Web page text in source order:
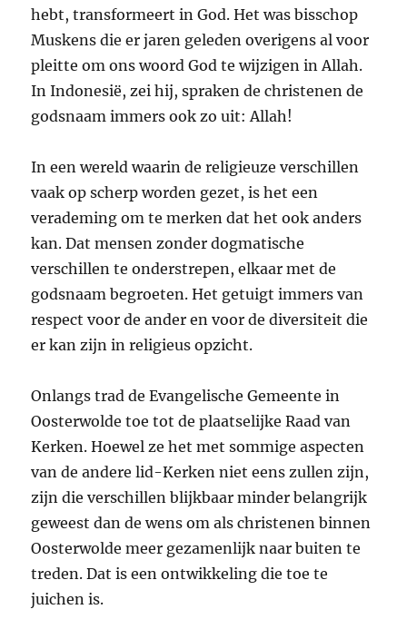
hebt, transformeert in God. Het was bisschop
Muskens die er jaren geleden overigens al voor
pleitte om ons woord God te wijzigen in Allah.
In Indonesië, zei hij, spraken de christenen de
godsnaam immers ook zo uit: Allah!
In een wereld waarin de religieuze verschillen
vaak op scherp worden gezet, is het een
verademing om te merken dat het ook anders
kan. Dat mensen zonder dogmatische
verschillen te onderstrepen, elkaar met de
godsnaam begroeten. Het getuigt immers van
respect voor de ander en voor de diversiteit die
er kan zijn in religieus opzicht.
Onlangs trad de Evangelische Gemeente in
Oosterwolde toe tot de plaatselijke Raad van
Kerken. Hoewel ze het met sommige aspecten
van de andere lid-Kerken niet eens zullen zijn,
zijn die verschillen blijkbaar minder belangrijk
geweest dan de wens om als christenen binnen
Oosterwolde meer gezamenlijk naar buiten te
treden. Dat is een ontwikkeling die toe te
juichen is.